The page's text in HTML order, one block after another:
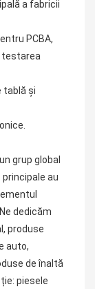
a fabricii
PCBA,
testarea
tablă și
grup global
au
dedicăm
produse
auto,
de înaltă
piesele